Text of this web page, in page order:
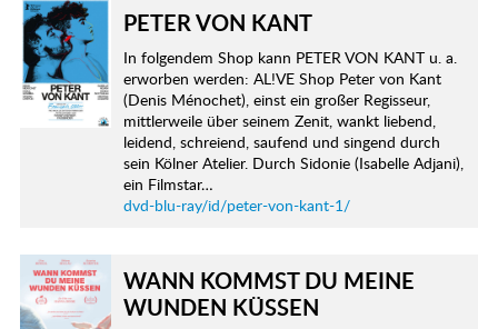
PETER VON KANT
In folgendem Shop kann PETER VON KANT u. a.
erworben werden: AL!VE Shop Peter von Kant
(Denis Ménochet), einst ein großer Regisseur,
mittlerweile über seinem Zenit, wankt liebend,
leidend, schreiend, saufend und singend durch
sein Kölner Atelier. Durch Sidonie (Isabelle Adjani),
ein Filmstar…
dvd-blu-ray/id/peter-von-kant-1/
WANN KOMMST DU MEINE
WUNDEN KÜSSEN